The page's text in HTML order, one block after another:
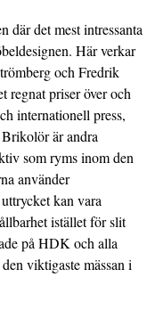
där det mest intressanta
Här verkar
och Fredrik
regnat priser över och
internationell press,
är andra
som ryms inom den
använder
kan vara
istället för slit
på HDK och alla
viktigaste mässan i